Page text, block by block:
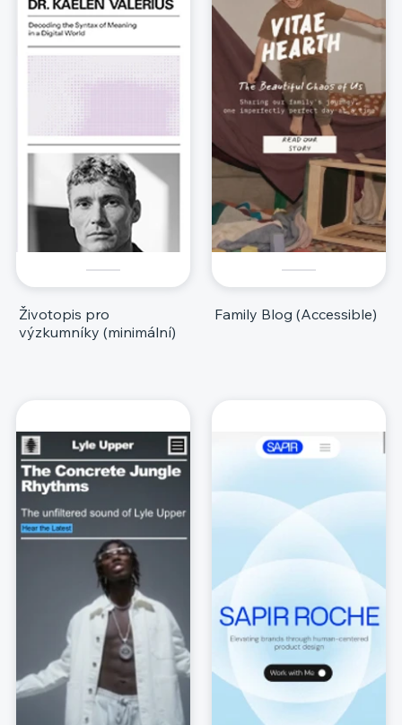
Životopis pro
výzkumníky (minimální)
Family Blog (Accessible)